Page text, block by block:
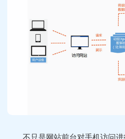
不只是网站前台对手机访问